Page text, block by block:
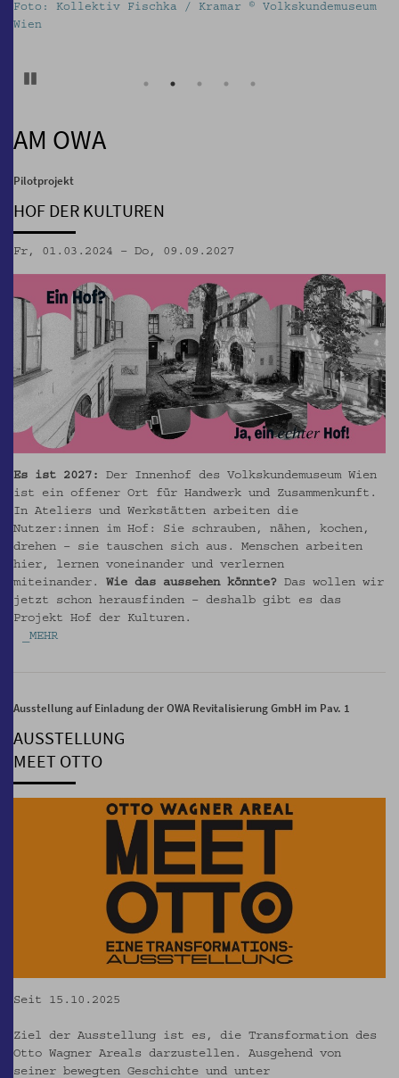
Foto: Kollektiv Fischka / Kramar © Volkskundemuseum
Wien
AM OWA
Pilotprojekt
HOF DER KULTUREN
Fr, 01.03.2024 – Do, 09.09.2027
Es ist 2027: Der Innenhof des Volkskundemuseum Wien
ist ein offener Ort für Handwerk und Zusammenkunft.
In Ateliers und Werkstätten arbeiten die
Nutzer:innen im Hof: Sie schrauben, nähen, kochen,
drehen – sie tauschen sich aus. Menschen arbeiten
hier, lernen voneinander und verlernen
miteinander. Wie das aussehen könnte? Das wollen wir
jetzt schon herausfinden – deshalb gibt es das
Projekt Hof der Kulturen.
_MEHR
Ausstellung auf Einladung der OWA Revitalisierung GmbH im Pav. 1
AUSSTELLUNG
MEET OTTO
Seit 15.10.2025
Ziel der Ausstellung ist es, die Transformation des
Otto Wagner Areals darzustellen. Ausgehend von
seiner bewegten Geschichte und unter